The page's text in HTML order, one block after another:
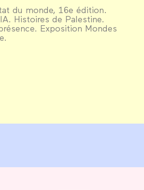
du monde, 16e édition.
Histoires de Palestine.
Exposition Mondes